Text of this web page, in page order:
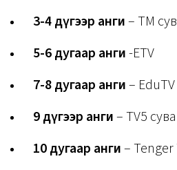
3-4 дүгээр анги– TM
5-6 дугаар анги-ETV
7-8 дугаар анги–
9 дүгээр анги– TV5
10 дугаар анги– Tenger